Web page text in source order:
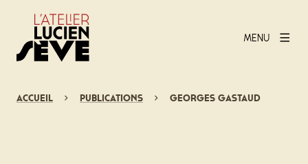
MENU
Accueil Publications Georges Gastaud